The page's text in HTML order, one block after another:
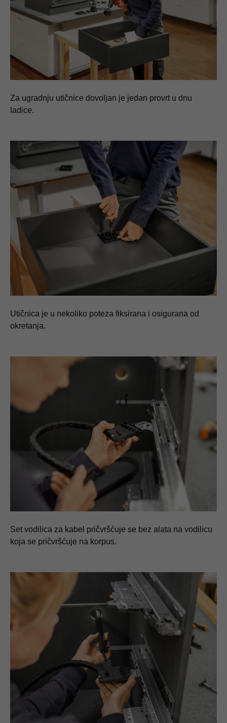
Za ugradnju utičnice dovoljan je jedan provrt u dnu
ladice.
Utičnica je u nekoliko poteza fiksirana i osigurana od
okretanja.
Set vodilica za kabel pričvršćuje se bez alata na vodilicu
koja se pričvršćuje na korpus.